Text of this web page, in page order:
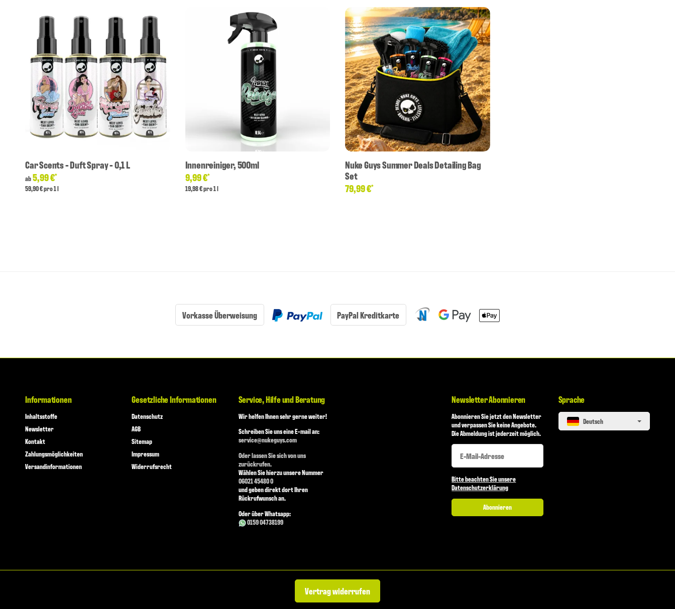
Car Scents - Duft Spray - 0,1 L
ab5,99 €*
59,90 € pro 1 l
Innenreiniger, 500ml
9,99 €*
19,98 € pro 1 l
Nuke Guys Summer Deals Detailing Bag
Set
79,99 €*
Vorkasse Überweisung PayPal Kreditkarte
Informationen
Inhaltsstoffe
Newsletter
Kontakt
Zahlungsmöglichkeiten
Versandinformationen
Gesetzliche Informationen
Datenschutz
AGB
Sitemap
Impressum
Widerrufsrecht
Service, Hilfe und Beratung
Wir helfen Ihnen sehr gerne weiter!
Schreiben Sie uns eine E-mail an:
service@nukeguys.com
Oder lassen Sie sich von uns
zurückrufen.
Wählen Sie hierzu unsere Nummer
06021 45480 0
und geben direkt dort Ihren
Rückrufwunsch an.
Oder über Whatsapp:
0159 04738199
Newsletter Abonnieren
Abonnieren Sie jetzt den Newsletter
und verpassen Sie keine Angebote.
Die Abmeldung ist jederzeit möglich.
Newsletter Abonnieren
Newsletter Abonnieren
Bitte beachten Sie unsere
Datenschutzerklärung
Abonnieren
Sprache
Deutsch
Vertrag widerrufen